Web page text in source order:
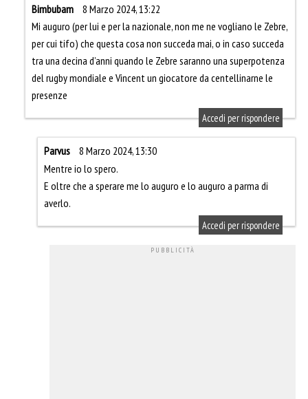
Bimbubam
8 Marzo 2024, 13:22
Mi auguro (per lui e per la nazionale, non me ne vogliano le Zebre,
per cui tifo) che questa cosa non succeda mai, o in caso succeda
tra una decina d’anni quando le Zebre saranno una superpotenza
del rugby mondiale e Vincent un giocatore da centellinarne le
presenze
Accedi per rispondere
Parvus
8 Marzo 2024, 13:30
Mentre io lo spero.
E oltre che a sperare me lo auguro e lo auguro a parma di
averlo.
Accedi per rispondere